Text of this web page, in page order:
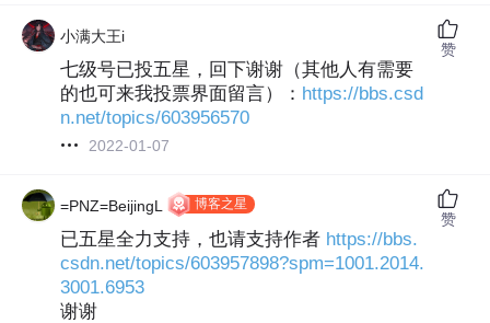
小满大王i
七级号已投五星，回下谢谢（其他人有需要
的也可来我投票界面留言）： https://bbs.csd
n.net/topics/603956570
2022-01-07
赞
=PNZ=BeijingL 博客之星
已五星全力支持，也请支持作者 https://bbs.
csdn.net/topics/603957898?spm=1001.2014.
3001.6953
谢谢
赞